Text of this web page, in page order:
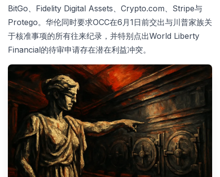
BitGo、Fidelity Digital Assets、Crypto.com、Stripe与
Protego。华伦同时要求OCC在6月1日前交出与川普家族关
于核准事项的所有往来纪录，并特别点出World Liberty
Financial的待审申请存在潜在利益冲突。